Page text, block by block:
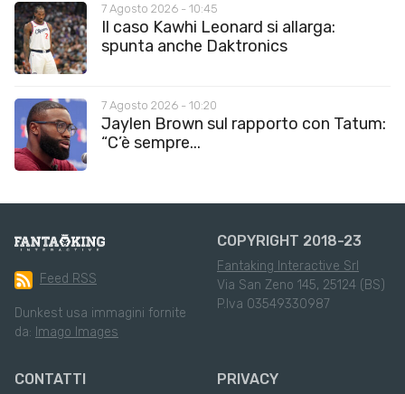
7 Agosto 2026 - 10:45
Il caso Kawhi Leonard si allarga:
spunta anche Daktronics
7 Agosto 2026 - 10:20
Jaylen Brown sul rapporto con Tatum:
“C’è sempre...
Feed RSS
Dunkest usa immagini fornite
da: Imago Images
COPYRIGHT 2018-23
Fantaking Interactive Srl
Via San Zeno 145, 25124 (BS)
P.Iva 03549330987
CONTATTI PRIVACY